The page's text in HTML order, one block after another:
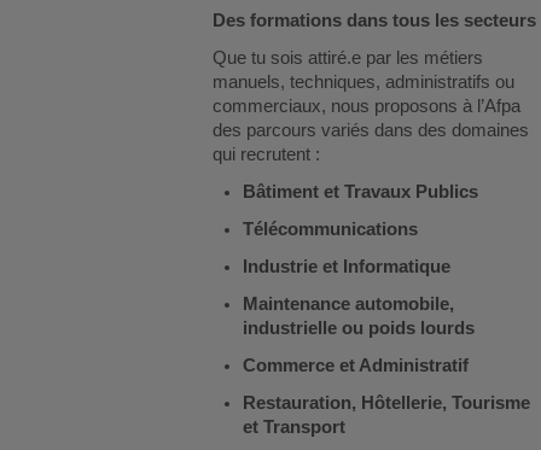
Des formations dans tous les secteurs
Que tu sois attiré.e par les métiers
manuels, techniques, administratifs ou
commerciaux, nous proposons à l’Afpa
des parcours variés dans des domaines
qui recrutent :
Bâtiment et Travaux Publics
Télécommunications
Industrie et Informatique
Maintenance automobile,
industrielle ou poids lourds
Commerce et Administratif
Restauration, Hôtellerie, Tourisme
et Transport